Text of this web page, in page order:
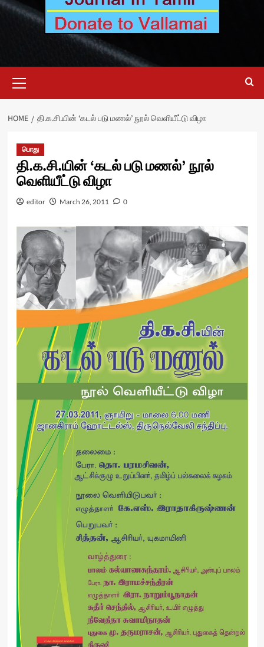
Menu
HOME தி.க.சி.யின் ‘கடல் படு மணல்’ நூல் வெளியீட்டு விழா
பொது
தி.க.சி.யின் ‘கடல் படு மணல்’ நூல்
வெளியீட்டு விழா
editor March 26, 2011 0